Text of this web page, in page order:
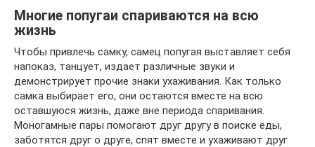
Многие попугаи спариваются на всю
жизнь
Чтобы привлечь самку, самец попугая выставляет себя
напоказ, танцует, издает различные звуки и
демонстрирует прочие знаки ухаживания. Как только
самка выбирает его, они остаются вместе на всю
оставшуюся жизнь, даже вне периода спаривания.
Моногамные пары помогают друг другу в поиске еды,
заботятся друг о друге, спят вместе и ухаживают друг